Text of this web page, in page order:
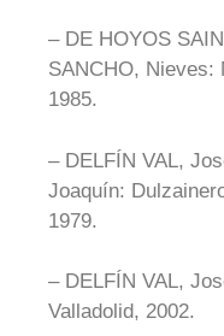
– DE HOYOS
SANCHO, Nieves:
1985.
– DELFÍN VAL,
Joaquín:
1979.
– DELFÍN VAL,
Valladolid, 2002.